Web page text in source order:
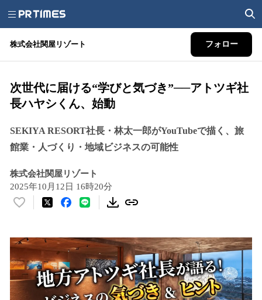
株式会社関屋リゾート フォロー
次世代に届ける“学びと気づき”──アトツギ社
長ハヤシくん、始動
SEKIYA RESORT社長・林太一郎がYouTubeで描く、旅
館業・人づくり・地域ビジネスの可能性
株式会社関屋リゾート
2025年10月12日 16時20分
い
！
数
を
読
み